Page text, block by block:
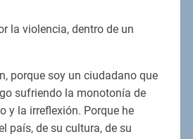
la violencia, dentro de un
porque soy un ciudadano que
sufriendo la monotonía de
y la irreflexión. Porque he
país, de su cultura, de su